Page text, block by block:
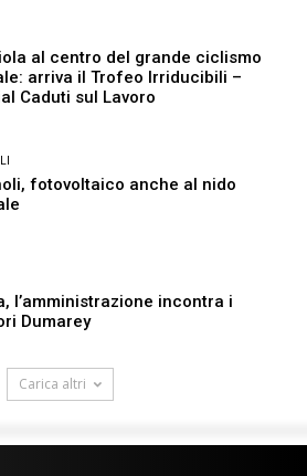
al centro del grande ciclismo
arriva il Trofeo Irriducibili –
Caduti sul Lavoro
fotovoltaico anche al nido
l’amministrazione incontra i
Dumarey
Carica altri